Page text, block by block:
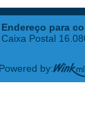
Endereço para
Caixa Postal
by: